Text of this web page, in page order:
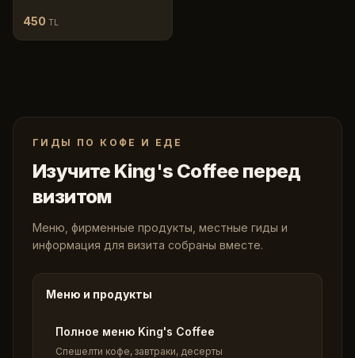
450 TL
ГИДЫ ПО КОФЕ И ЕДЕ
Изучите King's Coffee перед
визитом
Меню, фирменные продукты, местные гиды и
информация для визита собраны вместе.
Меню и продукты
Полное меню King's Coffee
Спешелти кофе, завтраки, десерты